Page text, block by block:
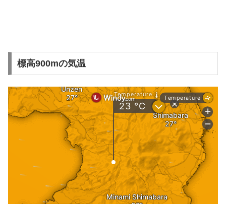
標高900mの気温